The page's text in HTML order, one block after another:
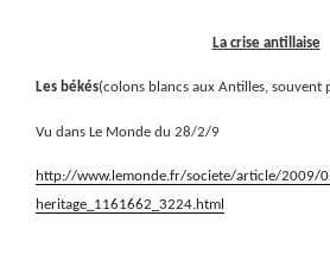
La crise antillaise
Les békés(colons blancs aux Antilles, souvent
Vu dans Le Monde du 28/2/9
http://www.lemonde.fr/societe/article/2009/
heritage_1161662_3224.html